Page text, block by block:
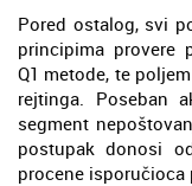
Pored ostalog, svi
principima provere
Q1 metode, te
rejtinga. Poseban
segment
postupak donosi
procene isporučioca